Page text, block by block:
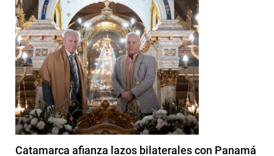
Catamarca afianza lazos bilaterales con Panamá